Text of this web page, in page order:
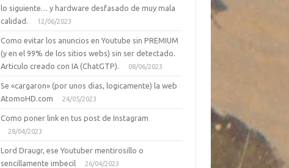
lo siguiente… y hardware desfasado de muy mala
calidad.
12/06/2023
Como evitar los anuncios en Youtube sin PREMIUM
(y en el 99% de los sitios webs) sin ser detectado.
Articulo creado con IA (ChatGTP).
08/06/2023
Se «cargaron» (por unos dias, logicamente) la web
AtomoHD.com
24/05/2023
Como poner link en tus post de Instagram
28/04/2023
Lord Draugr, ese Youtuber mentirosillo o
sencillamente imbecil
26/04/2023